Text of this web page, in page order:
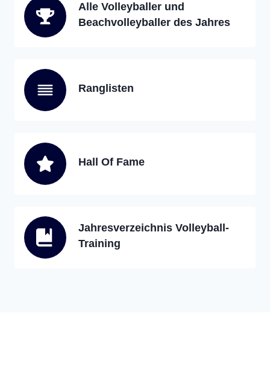
Alle Volleyballer und
Beachvolleyballer des Jahres
Ranglisten
Hall Of Fame
Jahresverzeichnis Volleyball-
Training